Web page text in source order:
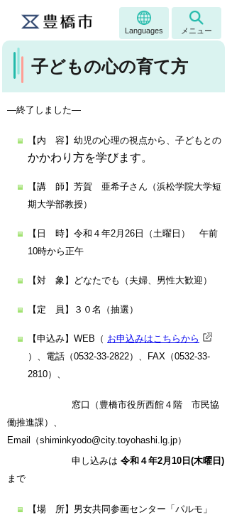
Languages メニュー
子どもの心の育て方
―終了しました―
【内 容】幼児の心理の視点から、子どもとの
かかわり方を学びます。
【講 師】芳賀 亜希子さん（浜松学院大学短
期大学部教授）
【日 時】令和４年2月26日（土曜日） 午前
10時から正午
【対 象】どなたでも（夫婦、男性大歓迎）
【定 員】３０名（抽選）
【申込み】WEB（ お申込みはこちらから
）、電話（0532-33-2822）、FAX（0532-33-
2810）、
窓口（豊橋市役所西館４階 市民協
働推進課）、
Email（shiminkyodo@city.toyohashi.lg.jp）
申し込みは 令和４年2月10日(木曜日)
まで
【場 所】男女共同参画センター「パルモ」